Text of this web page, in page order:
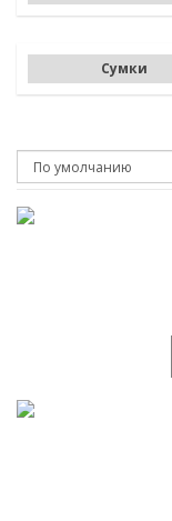
Сумки